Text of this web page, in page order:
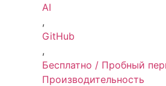
AI
,
GitHub
,
Бесплатно / Пробный
Производительность